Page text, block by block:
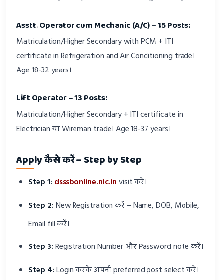
Asstt. Operator cum Mechanic (A/C) – 15 Posts:
Matriculation/Higher Secondary with PCM + ITI
certificate in Refrigeration and Air Conditioning trade।
Age 18-32 years।
Lift Operator – 13 Posts:
Matriculation/Higher Secondary + ITI certificate in
Electrician या Wireman trade। Age 18-37 years।
Apply कैसे करें – Step by Step
Step 1:dsssbonline.nic.invisit करें।
Step 2:New Registration करें – Name, DOB, Mobile,
Email fill करें।
Step 3:Registration Number और Password note करें।
Step 4:Login करके अपनी preferred post select करें।